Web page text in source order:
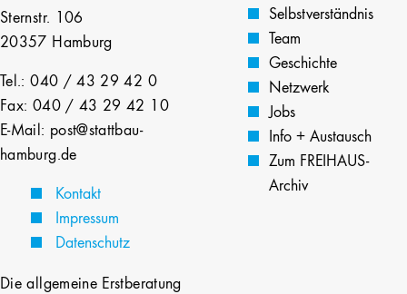
Sternstr. 106
20357 Hamburg
Tel.: 040 / 43 29 42 0
Fax: 040 / 43 29 42 10
E-Mail: post@stattbau-
hamburg.de
Kontakt
Impressum
Datenschutz
Die allgemeine Erstberatung
Selbstverständnis
Team
Geschichte
Netzwerk
Jobs
Info + Austausch
Zum FREIHAUS-
Archiv